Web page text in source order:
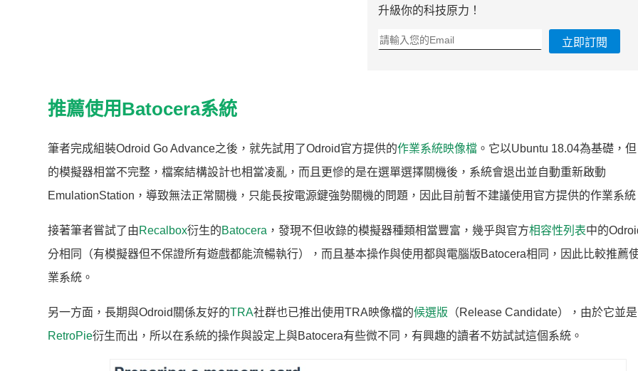
升級你的科技原力！
立即訂閱
推薦使用Batocera系統
筆者完成組裝Odroid Go Advance之後，就先試用了Odroid官方提供的作業系統映像檔 。它以Ubuntu 18.04為基礎，
的模擬器相當不完整，檔案結構設計也相當凌亂，而且更慘的是在選單選擇關機後，系統會退出並自動重新啟動
EmulationStation，導致無法正常關機，只能長按電源鍵強勢關機的問題，因此目前暫不建議使用官方提供的作業系統
接著筆者嘗試了由Recalbox衍生的Batocera ，發現不但收錄的模擬器種類相當豐富，幾乎與官方相容性列表中的
分相同（有模擬器但不保證所有遊戲都能流暢執行），而且基本操作與使用都與電腦版Batocera相同，因此比較推薦
業系統。
另一方面，長期與Odroid關係友好的TRA社群也已推出使用TRA映像檔的候選版 （Release Candidate），由於它並
RetroPie衍生而出，所以在系統的操作與設定上與Batocera有些微不同，有興趣的讀者不妨試試這個系統。